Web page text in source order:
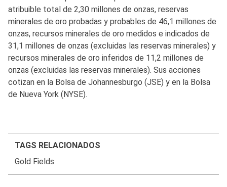
atribuible total de 2,30 millones de onzas, reservas
minerales de oro probadas y probables de 46,1 millones de
onzas, recursos minerales de oro medidos e indicados de
31,1 millones de onzas (excluidas las reservas minerales) y
recursos minerales de oro inferidos de 11,2 millones de
onzas (excluidas las reservas minerales). Sus acciones
cotizan en la Bolsa de Johannesburgo (JSE) y en la Bolsa
de Nueva York (NYSE).
TAGS RELACIONADOS
Gold Fields